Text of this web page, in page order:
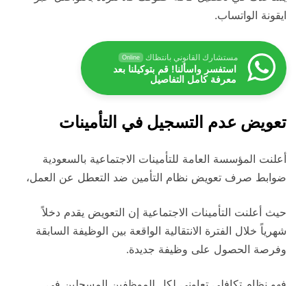
ايقونة الواتساب.
مستشارك القانوني بانتظاك Online
استفسر واسألنا! قم بتوكيلنا بعد
معرفة كامل التفاصيل
تعويض عدم التسجيل في التأمينات
أعلنت المؤسسة العامة للتأمينات الاجتماعية بالسعودية
ضوابط صرف تعويض نظام التأمين ضد التعطل عن العمل،
حيث أعلنت التأمينات الاجتماعية إن التعويض يقدم دخلاً
شهرياً خلال الفترة الانتقالية الواقعة بين الوظيفة السابقة
وفرصة الحصول على وظيفة جديدة.